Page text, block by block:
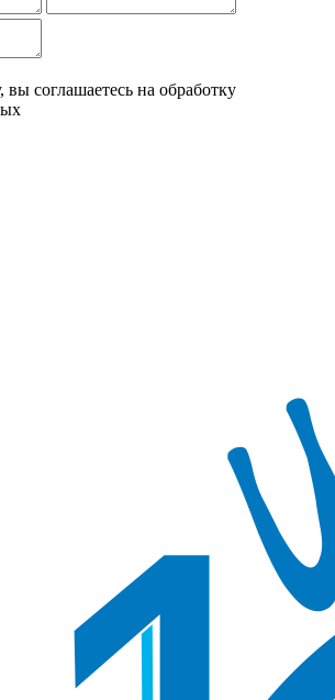
соглашаетесь на обработку